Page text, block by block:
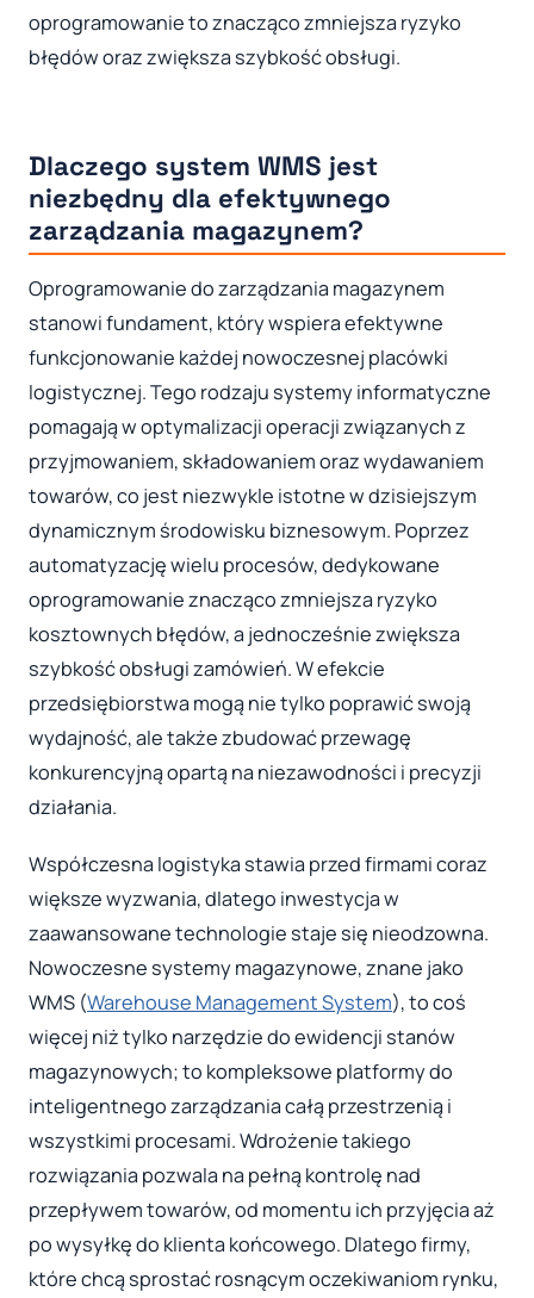
oprogramowanie to znacząco zmniejsza ryzyko
błędów oraz zwiększa szybkość obsługi.
Dlaczego system WMS jest
niezbędny dla efektywnego
zarządzania magazynem?
Oprogramowanie do zarządzania magazynem
stanowi fundament, który wspiera efektywne
funkcjonowanie każdej nowoczesnej placówki
logistycznej. Tego rodzaju systemy informatyczne
pomagają w optymalizacji operacji związanych z
przyjmowaniem, składowaniem oraz wydawaniem
towarów, co jest niezwykle istotne w dzisiejszym
dynamicznym środowisku biznesowym. Poprzez
automatyzację wielu procesów, dedykowane
oprogramowanie znacząco zmniejsza ryzyko
kosztownych błędów, a jednocześnie zwiększa
szybkość obsługi zamówień. W efekcie
przedsiębiorstwa mogą nie tylko poprawić swoją
wydajność, ale także zbudować przewagę
konkurencyjną opartą na niezawodności i precyzji
działania.
Współczesna logistyka stawia przed firmami coraz
większe wyzwania, dlatego inwestycja w
zaawansowane technologie staje się nieodzowna.
Nowoczesne systemy magazynowe, znane jako
WMS (Warehouse Management System), to coś
więcej niż tylko narzędzie do ewidencji stanów
magazynowych; to kompleksowe platformy do
inteligentnego zarządzania całą przestrzenią i
wszystkimi procesami. Wdrożenie takiego
rozwiązania pozwala na pełną kontrolę nad
przepływem towarów, od momentu ich przyjęcia aż
po wysyłkę do klienta końcowego. Dlatego firmy,
które chcą sprostać rosnącym oczekiwaniom rynku,